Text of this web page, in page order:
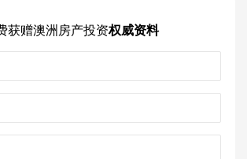
获赠澳洲房产投资权威资料